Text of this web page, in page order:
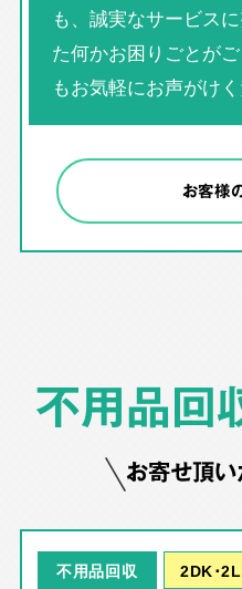
も、誠実なサービス
た何かお困りごとが
もお気軽にお声がけく
お客様
不用品回
お寄せ頂
不用品回収 2DK･